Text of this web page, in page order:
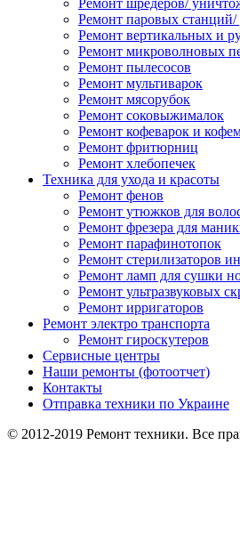
Ремонт паровых
Ремонт вертикальных и
Ремонт микроволновых
Ремонт пылесосов
Ремонт мультиварок
Ремонт мясорубок
Ремонт соковыжималок
Ремонт кофеварок и
Ремонт фритюрниц
Ремонт хлебопечек
Техника для ухода и красоты
Ремонт фенов
Ремонт утюжков для
Ремонт фрезера для
Ремонт парафинотопок
Ремонт стерилизаторов
Ремонт ламп для сушки
Ремонт ультразвуковых
Ремонт ирригаторов
Ремонт электро транспорта
Ремонт гироскутеров
Сервисные центры
Наши ремонты (фотоотчет)
Контакты
Отправка техники по Украине
© 2012-2019 Ремонт техники. Все